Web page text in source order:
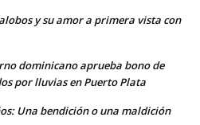
y su amor a primera vista con
dominicano aprueba bono de
por lluvias en Puerto Plata
Una bendición o una maldición